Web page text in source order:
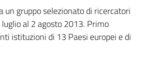
un gruppo selezionato di ricercatori
al 2 agosto 2013. Primo
istituzioni di 13 Paesi europei e di